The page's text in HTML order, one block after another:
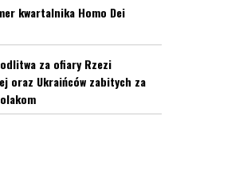
kwartalnika Homo Dei
za ofiary Rzezi
oraz Ukraińców zabitych za